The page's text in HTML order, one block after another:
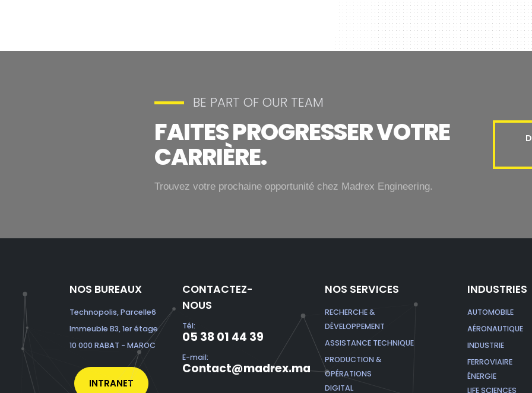
BE PART OF OUR TEAM
FAITES PROGRESSER VOTRE
CARRIÈRE.
Trouvez votre prochaine opportunité chez Madrex Engineering.
NOS BUREAUX
Technopolis, Parcelle6
Immeuble B3, 1er étage
10 000 RABAT - MAROC
INTRANET
CONTACTEZ-
NOUS
Tél:
05 38 01 44 39
E-mail:
Contact@madrex.ma
NOS SERVICES
RECHERCHE &
DÉVELOPPEMENT
ASSISTANCE TECHNIQUE
PRODUCTION &
OPÉRATIONS
DIGITAL
INDUSTRIES
AUTOMOBILE
AÉRONAUTIQUE
INDUSTRIE
FERROVIAIRE
ÉNERGIE
LIFE SCIENCES